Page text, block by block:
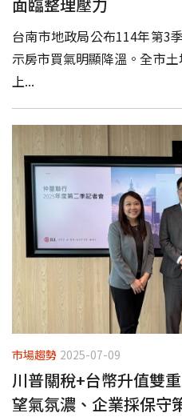
台南市地政局公布114年第3
示房市買氣明顯降溫。全市
上...
市場趨勢 2025-07-09
川普關稅+台幣升值雙
望氣氛濃、企業採保守